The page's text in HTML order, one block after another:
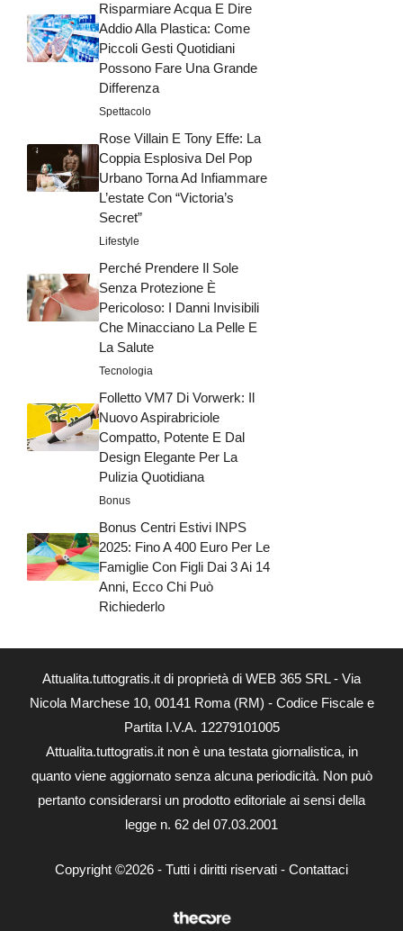
Risparmiare Acqua E Dire
Addio Alla Plastica: Come
Piccoli Gesti Quotidiani
Possono Fare Una Grande
Differenza
Spettacolo
Rose Villain E Tony Effe: La
Coppia Esplosiva Del Pop
Urbano Torna Ad Infiammare
L’estate Con “Victoria’s
Secret”
Lifestyle
Perché Prendere Il Sole
Senza Protezione È
Pericoloso: I Danni Invisibili
Che Minacciano La Pelle E
La Salute
Tecnologia
Folletto VM7 Di Vorwerk: Il
Nuovo Aspirabriciole
Compatto, Potente E Dal
Design Elegante Per La
Pulizia Quotidiana
Bonus
Bonus Centri Estivi INPS
2025: Fino A 400 Euro Per Le
Famiglie Con Figli Dai 3 Ai 14
Anni, Ecco Chi Può
Richiederlo
Attualita.tuttogratis.it di proprietà di WEB 365 SRL - Via
Nicola Marchese 10, 00141 Roma (RM) - Codice Fiscale e
Partita I.V.A. 12279101005
Attualita.tuttogratis.it non è una testata giornalistica, in
quanto viene aggiornato senza alcuna periodicità. Non può
pertanto considerarsi un prodotto editoriale ai sensi della
legge n. 62 del 07.03.2001
Copyright ©2026 - Tutti i diritti riservati - Contattaci